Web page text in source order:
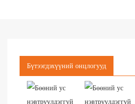
Бүтээгдэхүүний онцлогууд